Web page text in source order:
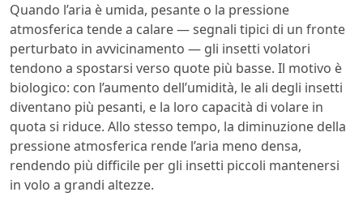
Quando l’aria è umida, pesante o la pressione
atmosferica tende a calare — segnali tipici di un fronte
perturbato in avvicinamento — gli insetti volatori
tendono a spostarsi verso quote più basse. Il motivo è
biologico: con l’aumento dell’umidità, le ali degli insetti
diventano più pesanti, e la loro capacità di volare in
quota si riduce. Allo stesso tempo, la diminuzione della
pressione atmosferica rende l’aria meno densa,
rendendo più difficile per gli insetti piccoli mantenersi
in volo a grandi altezze.